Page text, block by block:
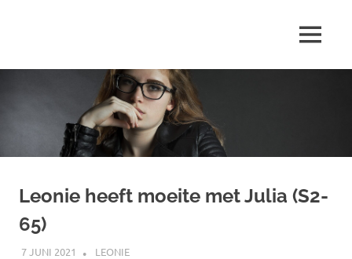
inhoud
schrijft
over
…
MENU
Leonie heeft moeite met Julia (S2-
65)
7 JUNI 2021 MARJOLEIN
LEONIE